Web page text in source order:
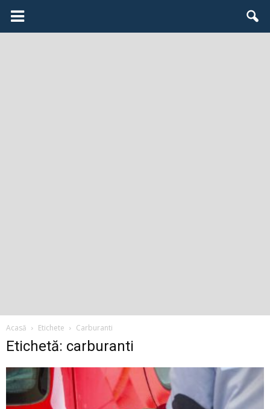
Acasă Etichete Carburanti
Etichetă: carburanti